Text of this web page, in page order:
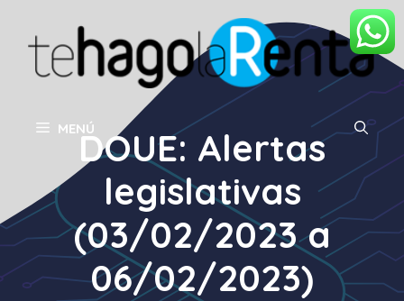
contenido
MENÚDOUE: Alertas
legislativas
(03/02/2023 a
06/02/2023)